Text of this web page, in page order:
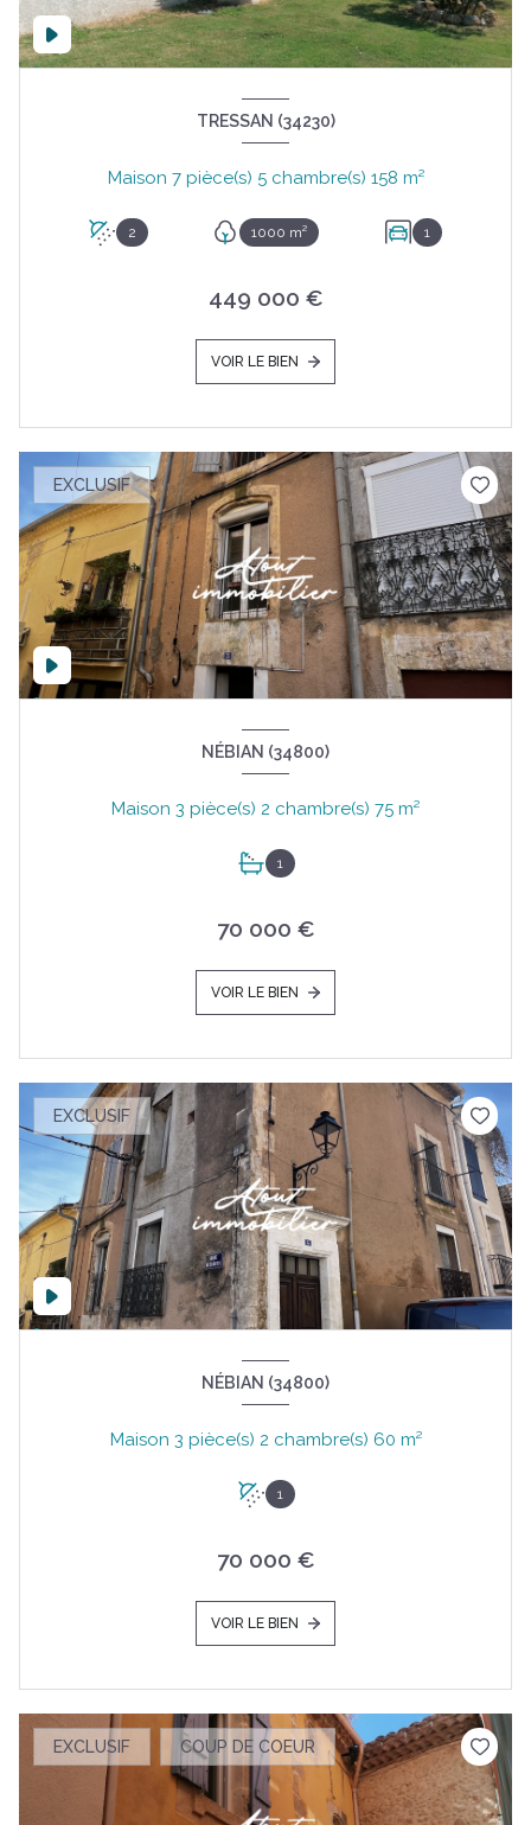
TRESSAN (34230)
Maison 7 pièce(s) 5 chambre(s) 158 m²
2 1000 m² 1
449 000 €
VOIR LE BIEN
EXCLUSIF
NÉBIAN (34800)
Maison 3 pièce(s) 2 chambre(s) 75 m²
1
70 000 €
VOIR LE BIEN
EXCLUSIF
NÉBIAN (34800)
Maison 3 pièce(s) 2 chambre(s) 60 m²
1
70 000 €
VOIR LE BIEN
EXCLUSIF COUP DE COEUR